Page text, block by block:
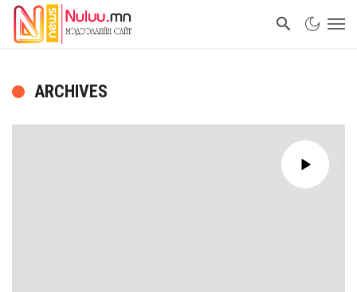
ARCHIVES